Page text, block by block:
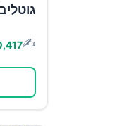
✍️